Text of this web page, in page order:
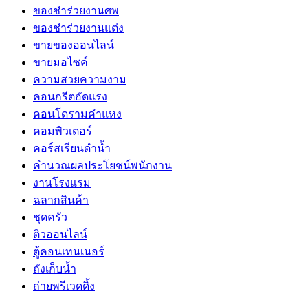
ของชำร่วยงานศพ
ของชำร่วยงานแต่ง
ขายของออนไลน์
ขายมอไซค์
ความสวยความงาม
คอนกรีตอัดแรง
คอนโดรามคำแหง
คอมพิวเตอร์
คอร์สเรียนดำน้ำ
คำนวณผลประโยชน์พนักงาน
งานโรงแรม
ฉลากสินค้า
ชุดครัว
ติวออนไลน์
ตู้คอนเทนเนอร์
ถังเก็บน้ำ
ถ่ายพรีเวดดิ้ง